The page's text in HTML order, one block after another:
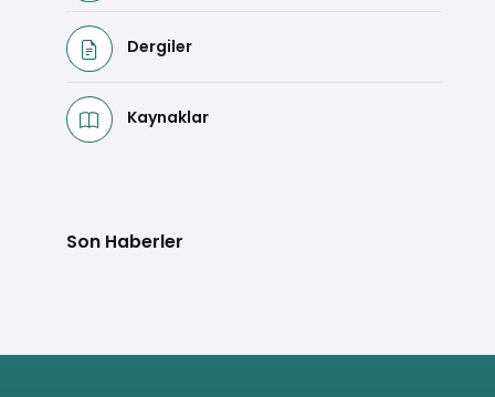
Dergiler
Kaynaklar
Son Haberler